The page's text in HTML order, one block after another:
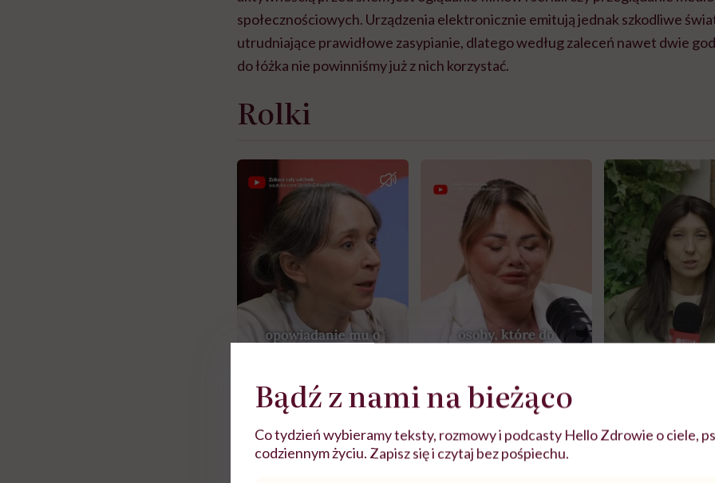
społecznościowych. Urządzenia elektronicznie emitują jednak szkodliwe
utrudniające prawidłowe zasypianie, dlatego według zaleceń nawet dwie
do łóżka nie powinniśmy już z nich korzystać.
Rolki
Bądź z nami na bieżąco
Co tydzień wybieramy teksty, rozmowy i podcasty Hello Zdrowie o ciele,
codziennym życiu. Zapisz się i czytaj bez pośpiechu.